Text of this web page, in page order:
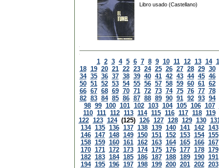
Libro usado (Castellano)
1 2 3 4 5 6 7 8 9 10 11 12 13 14
18 19 20 21 22 23 24 25 26 27 28 29 30
34 35 36 37 38 39 40 41 42 43 44 45 46
50 51 52 53 54 55 56 57 58 59 60 61 62
66 67 68 69 70 71 72 73 74 75 76 77 78
82 83 84 85 86 87 88 89 90 91 92 93 94
98 99 100 101 102 103 104 105 106 107
110 111 112 113 114 115 116 117 118 119
122 123 124 (125) 126 127 128 129 130
134 135 136 137 138 139 140 141 142 143
146 147 148 149 150 151 152 153 154 155
158 159 160 161 162 163 164 165 166 167
170 171 172 173 174 175 176 177 178 179
182 183 184 185 186 187 188 189 190 191
194 195 196 197 198 199 200 201 202 203